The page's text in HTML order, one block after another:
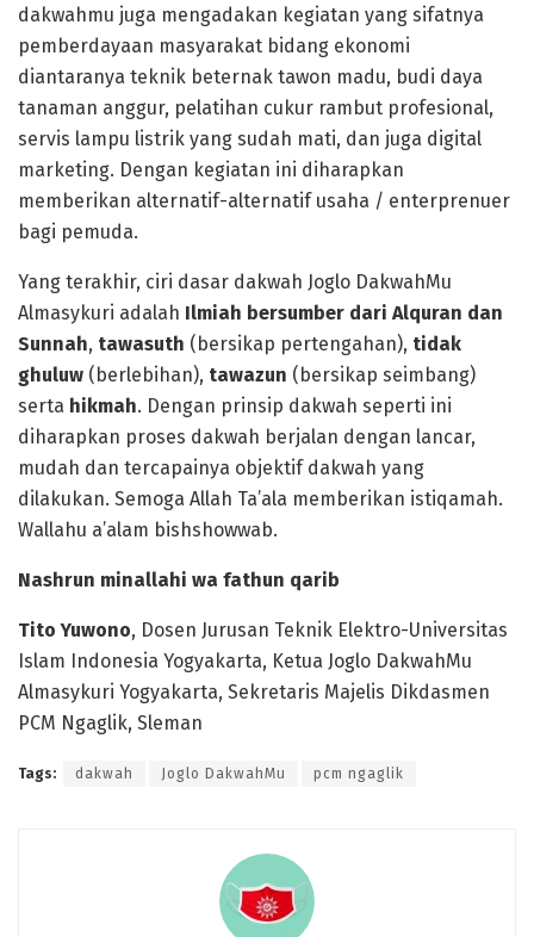
dakwahmu juga mengadakan kegiatan yang sifatnya
pemberdayaan masyarakat bidang ekonomi
diantaranya teknik beternak tawon madu, budi daya
tanaman anggur, pelatihan cukur rambut profesional,
servis lampu listrik yang sudah mati, dan juga digital
marketing. Dengan kegiatan ini diharapkan
memberikan alternatif-alternatif usaha / enterprenuer
bagi pemuda.
Yang terakhir, ciri dasar dakwah Joglo DakwahMu
Almasykuri adalah Ilmiah bersumber dari Alquran dan
Sunnah, tawasuth (bersikap pertengahan), tidak
ghuluw (berlebihan), tawazun (bersikap seimbang)
serta hikmah. Dengan prinsip dakwah seperti ini
diharapkan proses dakwah berjalan dengan lancar,
mudah dan tercapainya objektif dakwah yang
dilakukan. Semoga Allah Ta’ala memberikan istiqamah.
Wallahu a’alam bishshowwab.
Nashrun minallahi wa fathun qarib
Tito Yuwono, Dosen Jurusan Teknik Elektro-Universitas
Islam Indonesia Yogyakarta, Ketua Joglo DakwahMu
Almasykuri Yogyakarta, Sekretaris Majelis Dikdasmen
PCM Ngaglik, Sleman
Tags: dakwah Joglo DakwahMu pcm ngaglik